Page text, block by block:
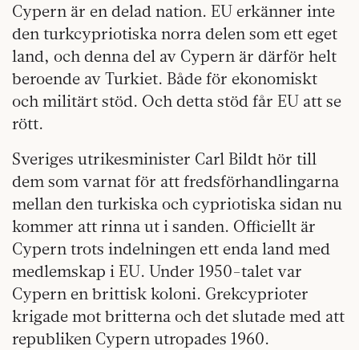
Cypern är en delad nation. EU erkänner inte
den turkcypriotiska norra delen som ett eget
land, och denna del av Cypern är därför helt
beroende av Turkiet. Både för ekonomiskt
och militärt stöd. Och detta stöd får EU att se
rött.
Sveriges utrikesminister Carl Bildt hör till
dem som varnat för att fredsförhandlingarna
mellan den turkiska och cypriotiska sidan nu
kommer att rinna ut i sanden. Officiellt är
Cypern trots indelningen ett enda land med
medlemskap i EU. Under 1950-talet var
Cypern en brittisk koloni. Grekcyprioter
krigade mot britterna och det slutade med att
republiken Cypern utropades 1960.